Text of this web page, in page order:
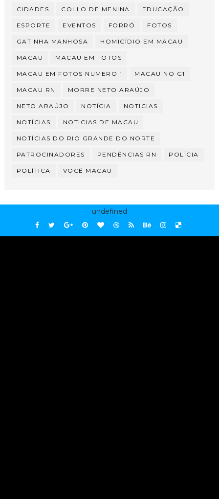
CIDADES COLLO DE MENINA EDUCAÇÃO
ESPORTE EVENTOS FORRÓ FOTOS
GATINHA MANHOSA HOMICÍDIO EM MACAU
MACAU MACAU EM FOTOS
MACAU EM FOTOS NUMERO 1 MACAU NO G1
MACAU RN MORRE NETO ARAÚJO
NETO ARAÚJO NOTÍCIA NOTICIAS
NOTÍCIAS NOTICIAS DE MACAU
NOTÍCIAS DO RIO GRANDE DO NORTE
PATROCINADORES PENDÊNCIAS RN POLÍCIA
POLÍTICA VOCÊ MACAU
undefined